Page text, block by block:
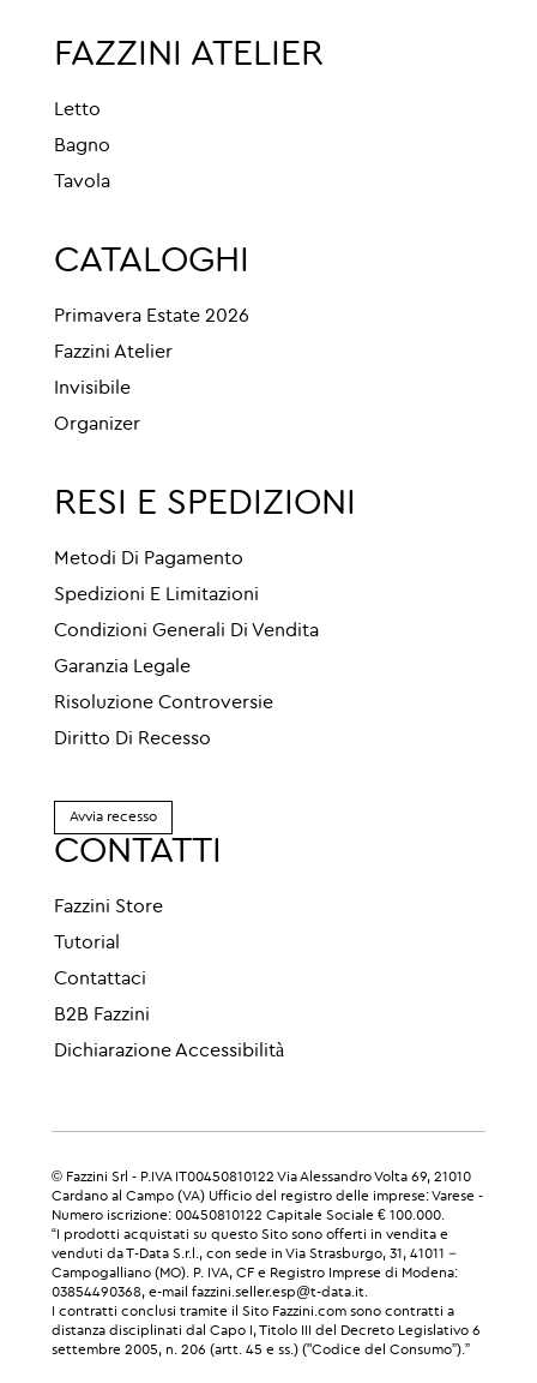
FAZZINI ATELIER
Letto
Bagno
Tavola
CATALOGHI
Primavera Estate 2026
Fazzini Atelier
Invisibile
Organizer
RESI E SPEDIZIONI
Metodi Di Pagamento
Spedizioni E Limitazioni
Condizioni Generali Di Vendita
Garanzia Legale
Risoluzione Controversie
Diritto Di Recesso
Avvia recesso
CONTATTI
Fazzini Store
Tutorial
Contattaci
B2B Fazzini
Dichiarazione Accessibilità
© Fazzini Srl - P.IVA IT00450810122 Via Alessandro Volta 69, 21010
Cardano al Campo (VA) Ufficio del registro delle imprese: Varese -
Numero iscrizione: 00450810122 Capitale Sociale € 100.000.
“I prodotti acquistati su questo Sito sono offerti in vendita e
venduti da T-Data S.r.l., con sede in Via Strasburgo, 31, 41011 –
Campogalliano (MO). P. IVA, CF e Registro Imprese di Modena:
03854490368, e-mail fazzini.seller.esp@t-data.it.
I contratti conclusi tramite il Sito Fazzini.com sono contratti a
distanza disciplinati dal Capo I, Titolo III del Decreto Legislativo 6
settembre 2005, n. 206 (artt. 45 e ss.) ("Codice del Consumo”).”